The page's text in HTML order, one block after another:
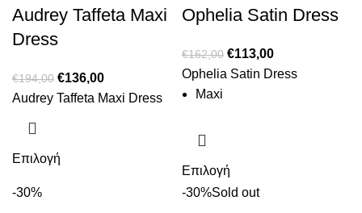
Audrey Taffeta Maxi
Dress
€194,00 €136,00
Audrey Taffeta Maxi Dress
Επιλογή
Ophelia Satin Dress
€162,00 €113,00
Ophelia Satin Dress
Maxi
Επιλογή
-30%
-30%Sold out